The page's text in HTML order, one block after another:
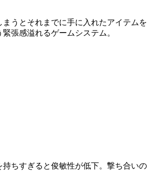
うとそれまでに手に入れたアイテムを
張感溢れるゲームシステム。
ちすぎると俊敏性が低下。撃ち合いの